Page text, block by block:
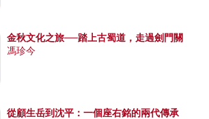
金秋文化之旅──踏上古蜀道，走過劍門關
馮珍今
從顧生岳到沈平：一個座右銘的兩代傳承